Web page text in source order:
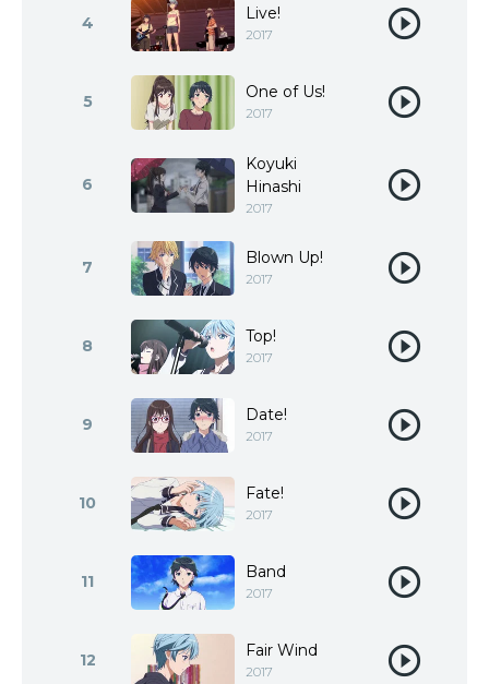
4 Live!
2017
5 One of Us!
2017
6
Koyuki
Hinashi
2017
7 Blown Up!
2017
8 Top!
2017
9 Date!
2017
10 Fate!
2017
11 Band
2017
12 Fair Wind
2017